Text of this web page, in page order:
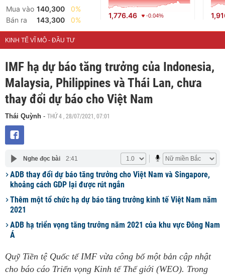
Mua vào 140,300
0%
Bán ra
143,300 0%
1,776.46 -0.04%
KINH TẾ VĨ MÔ - ĐẦU TƯ
IMF hạ dự báo tăng trưởng của Indonesia,
Malaysia, Philippines và Thái Lan, chưa
thay đổi dự báo cho Việt Nam
Thái Quỳnh - THỨ 4 , 28/07/2021, 07:01
Nghe đọc bài 2:41
ADB thay đổi dự báo tăng trưởng cho Việt Nam và Singapore,
khoảng cách GDP lại được rút ngắn
Thêm một tổ chức hạ dự báo tăng trưởng kinh tế Việt Nam năm
2021
ADB hạ triển vọng tăng trưởng năm 2021 của khu vực Đông Nam
Á
Quỹ Tiền tệ Quốc tế IMF vừa công bố một bản cập nhật
cho báo cáo Triển vọng Kinh tế Thế giới (WEO). Trong